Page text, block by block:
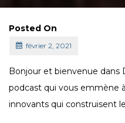
Posted On
février 2, 2021
Bonjour et bienvenue dans
podcast qui vous emmène
innovants qui construisent